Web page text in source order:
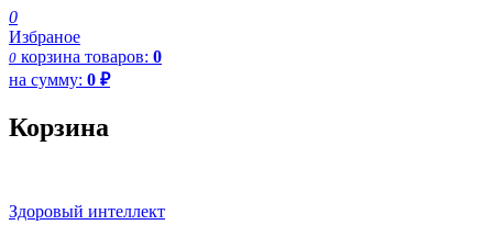
0
Избраное
0 корзина товаров: 0
на сумму: 0 ₽
Корзина
Здоровый интеллект